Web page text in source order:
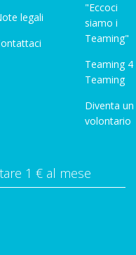
legali
"Eccoci
siamo i
Teaming"
Teaming 4
Teaming
Diventa un
volontario
1 € al mese